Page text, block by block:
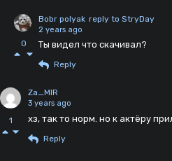
0
Bobr polyak reply to StryDay
2 years ago
Ты видел что скачивал?
Reply
1
Za_MIR
3 years ago
хз, так то норм. но к актёру
Reply